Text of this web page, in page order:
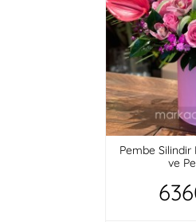
Pembe
ve